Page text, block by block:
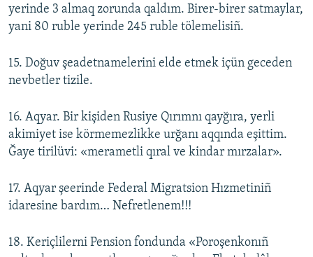
yerinde 3 almaq zorunda qaldım. Birer-birer satmaylar,
yani 80 ruble yerinde 245 ruble tölemelisiñ.
15. Doğuv şeadetnamelerini elde etmek içün geceden
nevbetler tizile.
16. Aqyar. Bir kişiden Rusiye Qırımnı qayğıra, yerli
akimiyet ise körmemezlikke urğanı aqqında eşittim.
Ğaye tirilüvi: «merametli qıral ve kindar mırzalar».
17. Aqyar şeerinde Federal Migratsion Hızmetiniñ
idaresine bardım… Nefretlenem!!!
18. Keriçlilerni Pension fondunda «Poroşenkonıñ